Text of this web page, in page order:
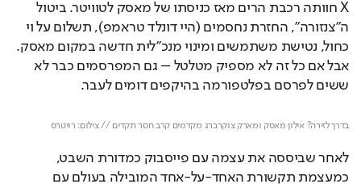
X חוותה רכבת הרים מאז כניסתו של מאסק לטוויטר. ביטול
ה"צנזורה", החזרת נחסמים (היי דונלד טראמפ), תשלום על וי
כחול, נטישת משתמשים ומינוי מנכ"לית חדשה במקום מאסק.
אבל אם כל זה לא מספיק מטלטל – גם המפרסמים כבר לא
ששים לפרסם בפלטפורמה בהיקפים דומים לעבר.
בדרך לזירה? אילון מאסק ומארק צוקרברג מקדמים קרב חסר תקדים // צילום: רויטרס
לאחר שביססה את עצמה עם פייסבוק כמדורת השבט,
כמעצמת תקשורת האחד-על-אחד המובילה בעולם עם